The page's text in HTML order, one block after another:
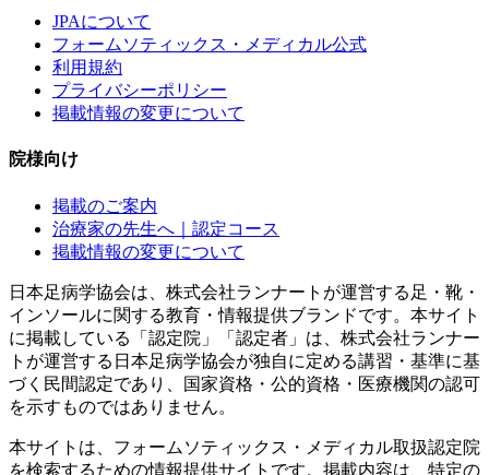
JPAについて
フォームソティックス・メディカル公式
利用規約
プライバシーポリシー
掲載情報の変更について
院様向け
掲載のご案内
治療家の先生へ｜認定コース
掲載情報の変更について
日本足病学協会は、株式会社ランナートが運営する足・靴・
インソールに関する教育・情報提供ブランドです。本サイト
に掲載している「認定院」「認定者」は、株式会社ランナー
トが運営する日本足病学協会が独自に定める講習・基準に基
づく民間認定であり、国家資格・公的資格・医療機関の認可
を示すものではありません。
本サイトは、フォームソティックス・メディカル取扱認定院
を検索するための情報提供サイトです。掲載内容は、特定の